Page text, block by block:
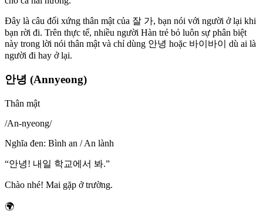
Đây là câu đối xứng thân mật của 잘 가, bạn nói với người ở lại khi
bạn rời đi. Trên thực tế, nhiều người Hàn trẻ bỏ luôn sự phân biệt
này trong lời nói thân mật và chỉ dùng 안녕 hoặc 바이바이 dù ai là
người đi hay ở lại.
안녕 (Annyeong)
Thân mật
/An-nyeong/
Nghĩa đen: Bình an / An lành
“안녕! 내일 학교에서 봐.”
Chào nhé! Mai gặp ở trường.
🌍